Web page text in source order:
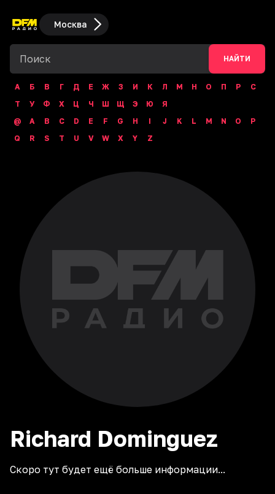
Москва
НАЙТИ
А Б В Г Д Е Ж З И К Л М Н О П Р
С
Т
У Ф Х Ц Ч Ш Щ Э Ю
Я
@
A B C D E F G H I J K L M N O
P
Q
R S T U V W X Y Z
Richard Dominguez
Скоро тут будет ещё больше информации...